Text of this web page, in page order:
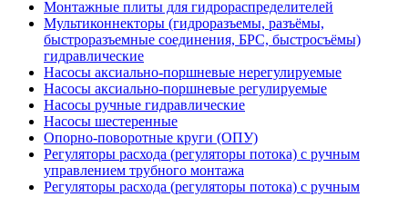
Монтажные плиты для гидрораспределителей
Мультиконнекторы (гидроразъемы, разъёмы,
быстроразъемные соединения, БРС, быстросъёмы)
гидравлические
Насосы аксиально-поршневые нерегулируемые
Насосы аксиально-поршневые регулируемые
Насосы ручные гидравлические
Насосы шестеренные
Опорно-поворотные круги (ОПУ)
Регуляторы расхода (регуляторы потока) с ручным
управлением трубного монтажа
Регуляторы расхода (регуляторы потока) с ручным